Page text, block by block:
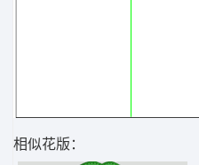
相似花版：